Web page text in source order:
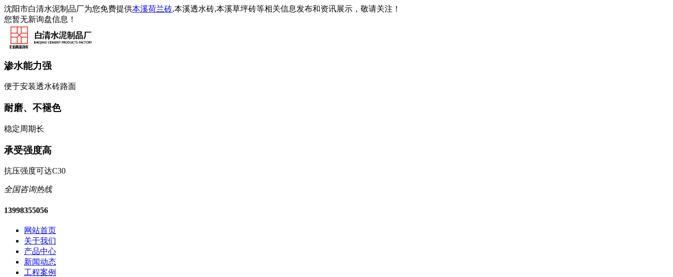
沈阳市白清水泥制品厂为您免费提供本溪荷兰砖,本溪透水砖,本溪草坪砖等相关信息发布和资讯展示，敬请关注！
您暂无新询盘信息！
渗水能力强
便于安装透水砖路面
耐磨、不褪色
稳定周期长
承受强度高
抗压强度可达C30
全国咨询热线
13998355056
网站首页
关于我们
产品中心
新闻动态
工程案例